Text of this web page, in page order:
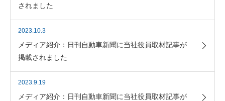
されました
2023.10.3
メディア紹介：日刊自動車新聞に当社役員取材記事が
掲載されました
2023.9.19
メディア紹介：日刊自動車新聞に当社役員取材記事が